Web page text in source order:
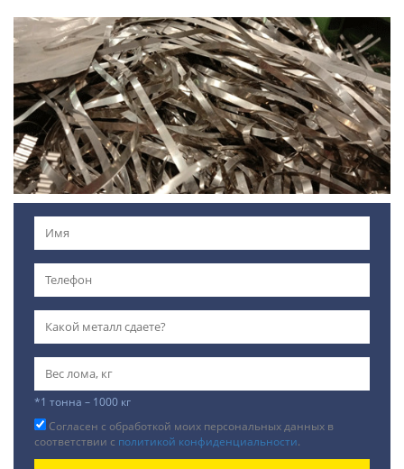
*1 тонна – 1000 кг
Согласен с обработкой моих персональных данных в
соответствии с политикой конфиденциальности.